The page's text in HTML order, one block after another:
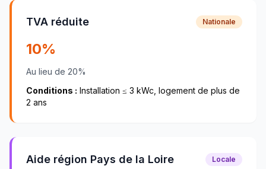
TVA réduite Nationale
10%
Au lieu de 20%
Conditions : Installation ≤ 3 kWc, logement de plus de
2 ans
Aide région Pays de la Loire Locale